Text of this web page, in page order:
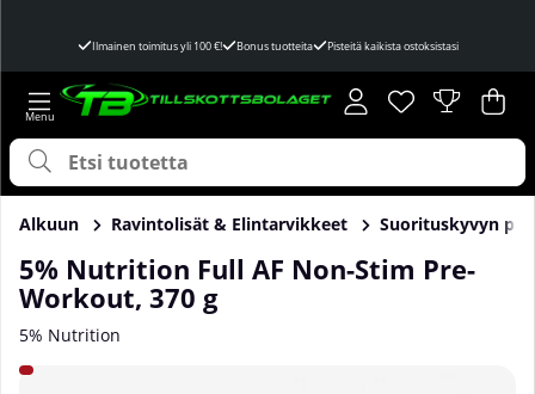
Ilmainen toimitus yli 100 €! Bonus tuotteita Pisteitä kaikista ostoksistasi
Toivelista
Lukumäärä
. .
Alkuun Ravintolisät & Elintarvikkeet Suorituskyvyn
5% Nutrition Full AF Non-Stim Pre-
Workout, 370 g
5% Nutrition
Tuotekuvat 5% Nutrition Full AF Non-Stim Pre-Workout,